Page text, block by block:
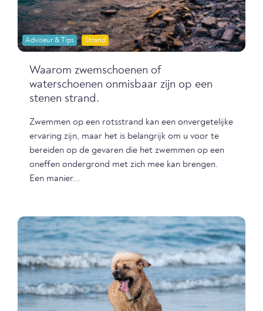
Adviseur & Tips Strand
Waarom zwemschoenen of
waterschoenen onmisbaar zijn op een
stenen strand.
Zwemmen op een rotsstrand kan een onvergetelijke
ervaring zijn, maar het is belangrijk om u voor te
bereiden op de gevaren die het zwemmen op een
oneffen ondergrond met zich mee kan brengen.
Een manier...